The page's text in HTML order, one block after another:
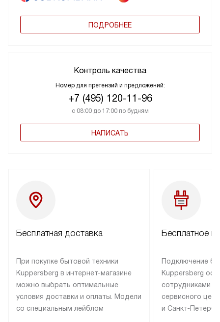
ПОДРОБНЕЕ
Контроль качества
Номер для претензий и предложений:
+7 (495) 120-11-96
с 08:00 до 17:00 по будням
НАПИСАТЬ
Бесплатная доставка
При покупке бытовой техники
Kuppersberg в интернет-магазине
можно выбрать оптимальные
условия доставки и оплаты. Модели
со специальным лейблом
Бесплатное
Подключение
Kuppersberg
сотрудниками
сервисного
и Санкт-